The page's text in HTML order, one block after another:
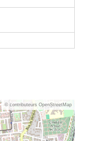
© contributeurs OpenStreetMap